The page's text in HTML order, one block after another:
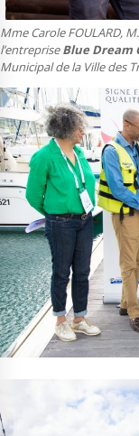
Mme Carole FOULARD,
l’entrepriseBlue Dream
Municipal de la Ville des